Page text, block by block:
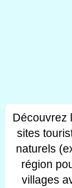
Découvrez
sites
naturels
région
villages